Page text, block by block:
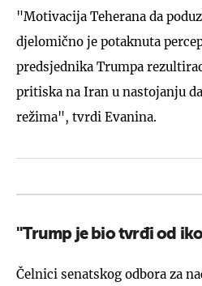
"Motivacija Teherana da
djelomično je potaknuta
predsjednika Trumpa
pritiska na Iran u nastojanju
režima", tvrdi Evanina.
''Trump je bio tvrđi od
Čelnici senatskog odbora za